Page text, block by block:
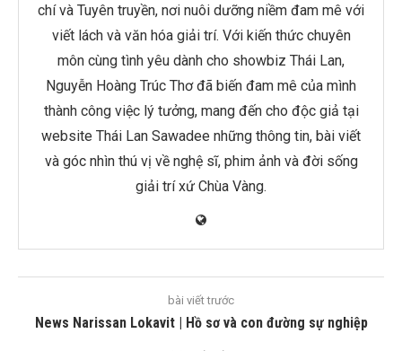
chí và Tuyên truyền, nơi nuôi dưỡng niềm đam mê với
viết lách và văn hóa giải trí. Với kiến thức chuyên
môn cùng tình yêu dành cho showbiz Thái Lan,
Nguyễn Hoàng Trúc Thơ đã biến đam mê của mình
thành công việc lý tưởng, mang đến cho độc giả tại
website Thái Lan Sawadee những thông tin, bài viết
và góc nhìn thú vị về nghệ sĩ, phim ảnh và đời sống
giải trí xứ Chùa Vàng.
bài viết trước
News Narissan Lokavit | Hồ sơ và con đường sự nghiệp